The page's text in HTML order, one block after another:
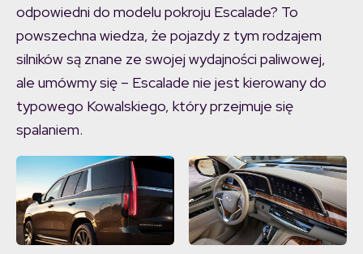
odpowiedni do modelu pokroju Escalade? To
powszechna wiedza, że pojazdy z tym rodzajem
silników są znane ze swojej wydajności paliwowej,
ale umówmy się – Escalade nie jest kierowany do
typowego Kowalskiego, który przejmuje się
spalaniem.